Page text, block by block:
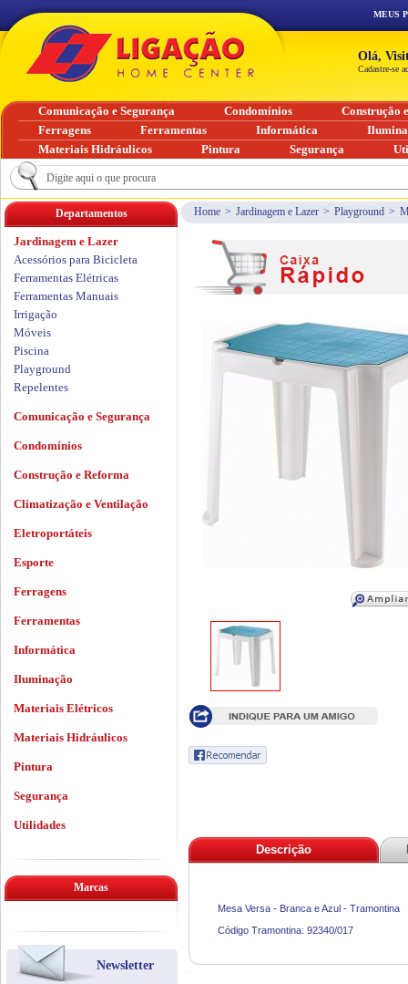
Home > Jardinagem e Lazer > Playground >
Descrição
Mesa Versa - Branca e Azul - Tramontina
Código Tramontina: 92340/017
Departamentos
Jardinagem e Lazer
Acessórios para Bicicleta
Ferramentas Elétricas
Ferramentas Manuais
Irrigação
Móveis
Piscina
Playground
Repelentes
Comunicação e Segurança
Condomínios
Construção e Reforma
Climatização e Ventilação
Eletroportáteis
Esporte
Ferragens
Ferramentas
Informática
Iluminação
Materiais Elétricos
Materiais Hidráulicos
Pintura
Segurança
Utilidades
Marcas
Newsletter
MEUS
Olá,
Cadastre-se
Comunicação e Segurança Condomínios
Construção
Ferragens
Ferramentas Informática
Materiais Hidráulicos
Pintura Segurança